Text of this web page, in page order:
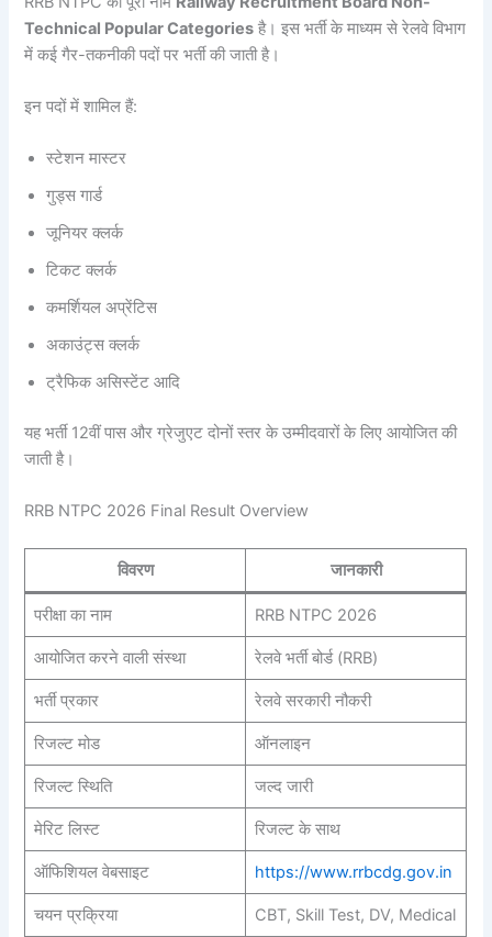
Technical Popular Categories है। इस भर्ती के माध्यम से रेलवे विभाग
में कई गैर-तकनीकी पदों पर भर्ती की जाती है।
इन पदों में शामिल हैं:
स्टेशन मास्टर
गुड्स गार्ड
जूनियर क्लर्क
टिकट क्लर्क
कमर्शियल अप्रेंटिस
अकाउंट्स क्लर्क
ट्रैफिक असिस्टेंट आदि
यह भर्ती 12वीं पास और ग्रेजुएट दोनों स्तर के उम्मीदवारों के लिए आयोजित की
जाती है।
RRB NTPC 2026 Final Result Overview
विवरण जानकारी
परीक्षा का नाम RRB NTPC 2026
आयोजित करने वाली संस्था रेलवे भर्ती बोर्ड (RRB)
भर्ती प्रकार रेलवे सरकारी नौकरी
रिजल्ट मोड ऑनलाइन
रिजल्ट स्थिति जल्द जारी
मेरिट लिस्ट रिजल्ट के साथ
ऑफिशियल वेबसाइट https://www.rrbcdg.gov.in
चयन प्रक्रिया CBT, Skill Test, DV, Medical